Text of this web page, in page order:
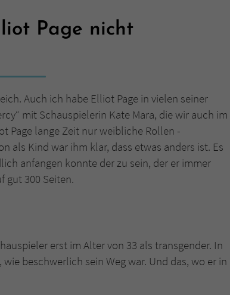
Page nicht
Auch ich habe Elliot Page in vielen seiner
mit Schauspielerin Kate Mara, die wir auch im
Page lange Zeit nur weibliche Rollen -
als Kind war ihm klar, dass etwas anders ist. Es
anfangen konnte der zu sein, der er immer
gut 300 Seiten.
erst im Alter von 33 als transgender. In
beschwerlich sein Weg war. Und das, wo er in
tx_pwcomments_ahash
Cookie für Kommentare einzelner Buchtitel
fe_typo_user
Literatur-Couch Medien GmbH & Co. KG
Webseite mit dem Benutzer. Es wird benötigt um z. B.
den Sicherheitscode des Kontaktformulars zu